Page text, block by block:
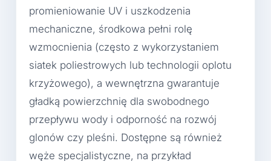
promieniowanie UV i uszkodzenia
mechaniczne, środkowa pełni rolę
wzmocnienia (często z wykorzystaniem
siatek poliestrowych lub technologii oplotu
krzyżowego), a wewnętrzna gwarantuje
gładką powierzchnię dla swobodnego
przepływu wody i odporność na rozwój
glonów czy pleśni. Dostępne są również
węże specjalistyczne, na przykład